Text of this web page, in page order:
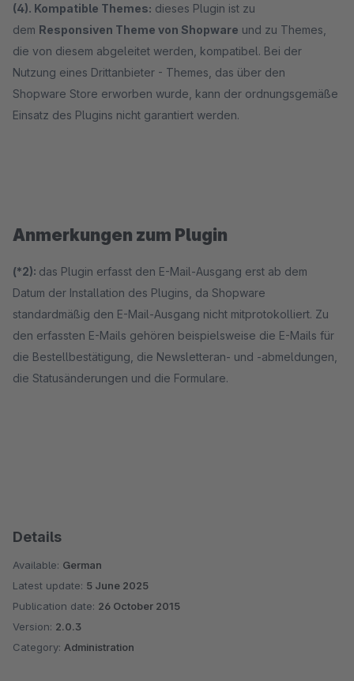
(4). Kompatible Themes: dieses Plugin ist zu
dem Responsiven Theme von Shopware und zu Themes,
die von diesem abgeleitet werden, kompatibel. Bei der
Nutzung eines Drittanbieter - Themes, das über den
Shopware Store erworben wurde, kann der ordnungsgemäße
Einsatz des Plugins nicht garantiert werden.
Anmerkungen zum Plugin
(*2): das Plugin erfasst den E-Mail-Ausgang erst ab dem
Datum der Installation des Plugins, da Shopware
standardmäßig den E-Mail-Ausgang nicht mitprotokolliert. Zu
den erfassten E-Mails gehören beispielsweise die E-Mails für
die Bestellbestätigung, die Newsletteran- und -abmeldungen,
die Statusänderungen und die Formulare.
Details
Available: German
Latest update: 5 June 2025
Publication date: 26 October 2015
Version: 2.0.3
Category: Administration